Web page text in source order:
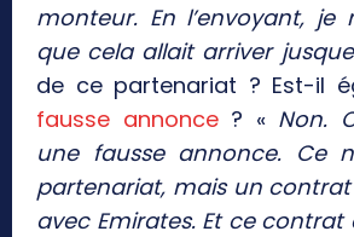
monteur. En l’envoyant, je
que cela allait arriver
de ce partenariat ? Est-il
fausse annonce ? « Non.
une fausse annonce. Ce
partenariat, mais un
avec Emirates. Et ce contrat